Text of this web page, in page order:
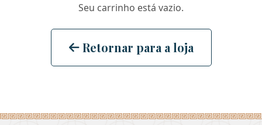
Seu carrinho está vazio.
Retornar para a loja